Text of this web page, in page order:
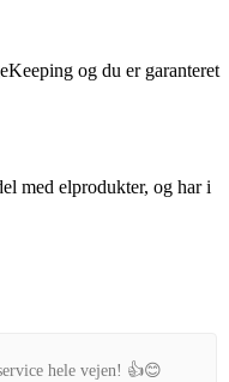
og du er garanteret
med elprodukter, og har i
hele vejen! 👍😊